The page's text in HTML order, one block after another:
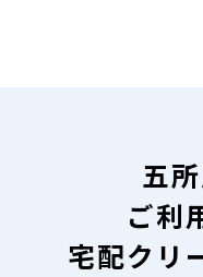
五
ご利
宅配クリ